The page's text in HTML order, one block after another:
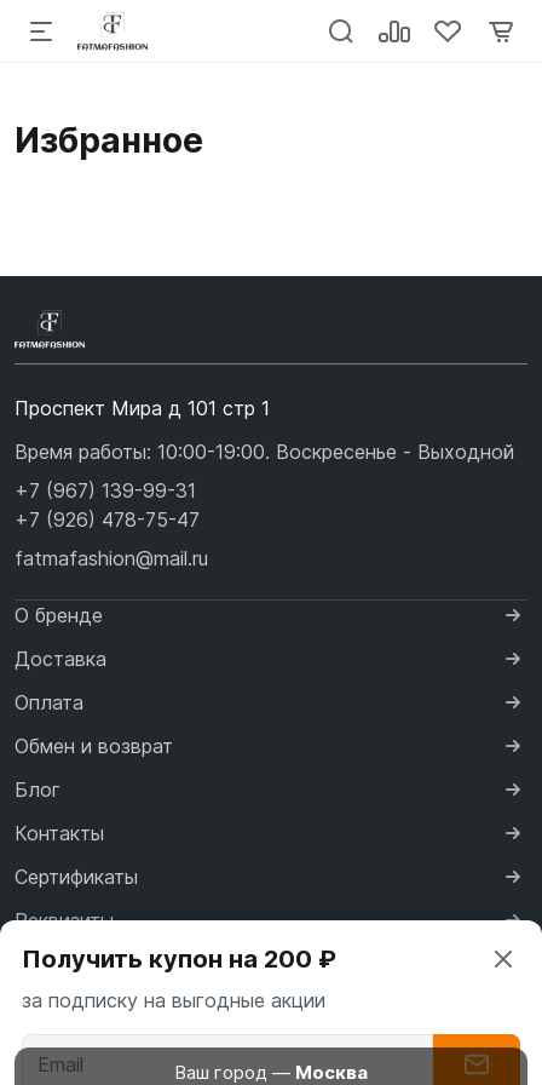
Избранное
Проспект Мира д 101 стр 1
Время работы: 10:00-19:00. Воскресенье - Выходной
+7 (967) 139-99-31
+7 (926) 478-75-47
fatmafashion@mail.ru
О бренде
Доставка
Оплата
Обмен и возврат
Блог
Контакты
Сертификаты
Реквизиты
Договор оферты
Политика конфиденциальности
Получить купон на 200 ₽
за подписку на выгодные акции
Ваш город — Москва